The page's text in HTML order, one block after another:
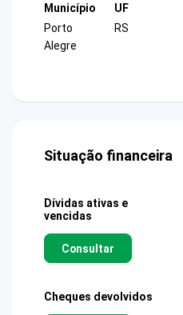
Município
Porto
Alegre
UF
RS
Situação financeira
Dívidas ativas e
vencidas
Consultar
Cheques devolvidos